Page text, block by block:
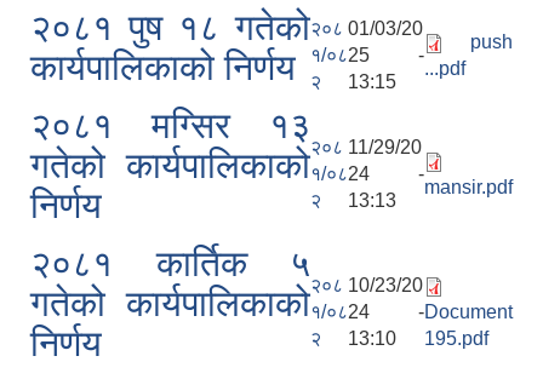
२०८१ पुष १८ गतेको
कार्यपालिकाको निर्णय
२०८
१/०८
२
01/03/20
25 -
13:15
push
...pdf
२०८१ मग्सिर १३
गतेको कार्यपालिकाको
निर्णय
२०८
१/०८
२
11/29/20
24 -
13:13
mansir.pdf
२०८१ कार्तिक ५
गतेको कार्यपालिकाको
निर्णय
२०८
१/०८
२
10/23/20
24 -
13:10
Document
195.pdf